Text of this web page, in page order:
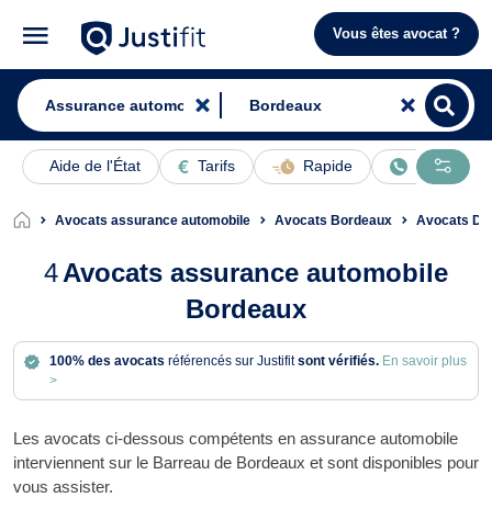
Vous êtes avocat ?
Aide de l'État Tarifs Rapide En ligne
Avocats assurance automobile Avocats Bordeaux Avocats
4Avocats assurance automobile
Bordeaux
100% des avocats référencés sur Justifitsont vérifiés. En savoir plus
>
Les avocats ci-dessous compétents en assurance automobile
interviennent sur le Barreau de Bordeaux et sont disponibles pour
vous assister.